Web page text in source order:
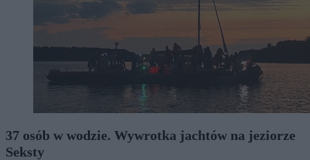
37 osób w wodzie. Wywrotka jachtów na jeziorze
Seksty